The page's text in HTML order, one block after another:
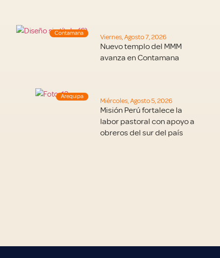
Contamana
Viernes, Agosto 7, 2026
Nuevo templo del MMM
avanza en Contamana
Arequipa
Miércoles, Agosto 5, 2026
Misión Perú fortalece la
labor pastoral con apoyo a
obreros del sur del país